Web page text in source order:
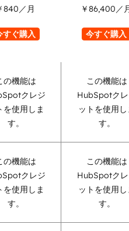
840 ／月
すぐ購入
￥86,400 ／
今すぐ購入
の機能は
クレジ
を使用しま
す。
この機能は
HubSpotク
ットを使用し
す。
の機能は
クレジ
を使用しま
す。
この機能は
HubSpotク
ットを使用し
す。